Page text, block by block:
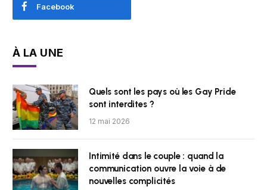
Facebook
À LA UNE
Quels sont les pays où les Gay Pride
sont interdites ?
12 mai 2026
Intimité dans le couple : quand la
communication ouvre la voie à de
nouvelles complicités